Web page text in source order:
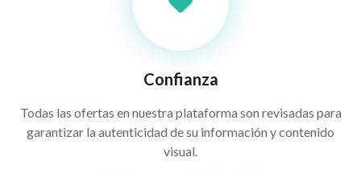
Confianza
Todas las ofertas en nuestra plataforma son revisadas para
garantizar la autenticidad de su información y contenido
visual.